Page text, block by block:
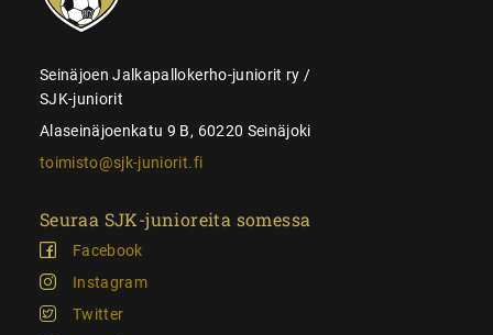
Seinäjoen Jalkapallokerho-juniorit ry /
SJK-juniorit
Alaseinäjoenkatu 9 B, 60220 Seinäjoki
toimisto@sjk-juniorit.fi
Seuraa SJK-junioreita somessa
Facebook
Instagram
Twitter